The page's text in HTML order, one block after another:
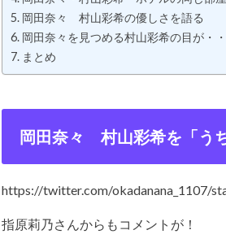
岡田奈々 村山彩希の優しさを語る
岡田奈々を見つめる村山彩希の目が・・
まとめ
岡田奈々 村山彩希を「う
https://twitter.com/okadanana_1107/
指原莉乃さんからもコメントが！